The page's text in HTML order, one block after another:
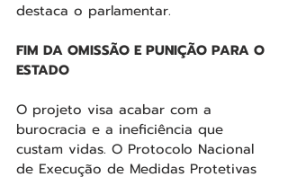
destaca o parlamentar.
FIM DA OMISSÃO E PUNIÇÃO PARA O
ESTADO
O projeto visa acabar com a
burocracia e a ineficiência que
custam vidas. O Protocolo Nacional
de Execução de Medidas Protetivas